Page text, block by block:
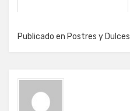
Publicado en Postres y Dulces